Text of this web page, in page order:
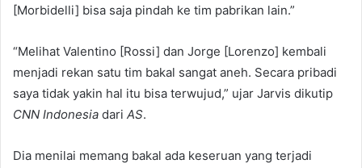
[Morbidelli] bisa saja pindah ke tim pabrikan lain.”
“Melihat Valentino [Rossi] dan Jorge [Lorenzo] kembali
menjadi rekan satu tim bakal sangat aneh. Secara pribadi
saya tidak yakin hal itu bisa terwujud,” ujar Jarvis dikutip
CNN Indonesia dari AS.
Dia menilai memang bakal ada keseruan yang terjadi